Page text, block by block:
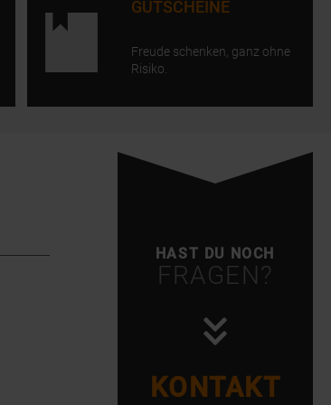
GUTSCHEINE
Freude schenken, ganz ohne
Risiko.
HAST DU NOCH
FRAGEN?
KONTAKT